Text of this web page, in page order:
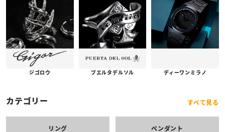
ジゴロウ プエルタデルソル ディーワンミラノ
カテゴリー すべて見る
リング ペンダント